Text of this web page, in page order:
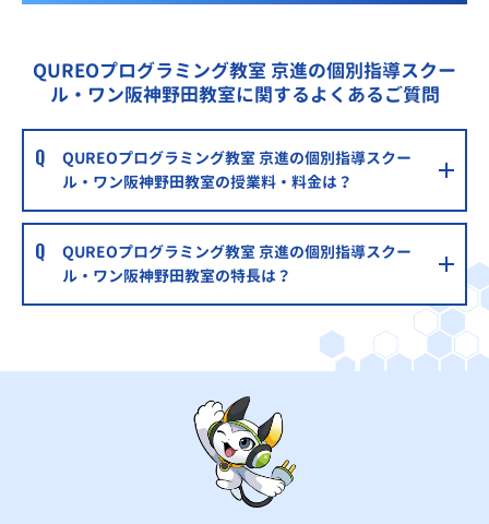
QUREOプログラミング教室 京進の個別指導スクー
ル・ワン阪神野田教室に関するよくあるご質問
QUREOプログラミング教室 京進の個別指導スクー
ル・ワン阪神野田教室の授業料・料金は？
QUREOプログラミング教室 京進の個別指導スクー
ル・ワン阪神野田教室の特長は？